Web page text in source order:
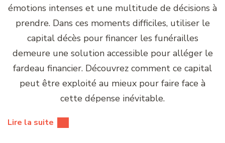
émotions intenses et une multitude de décisions à
prendre. Dans ces moments difficiles, utiliser le
capital décès pour financer les funérailles
demeure une solution accessible pour alléger le
fardeau financier. Découvrez comment ce capital
peut être exploité au mieux pour faire face à
cette dépense inévitable.
Lire la suite